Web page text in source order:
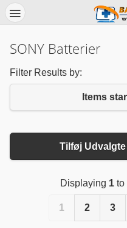
SONY Batterier
Filter Results by:
Items
Tilføj
Displaying 1to
1 2 3